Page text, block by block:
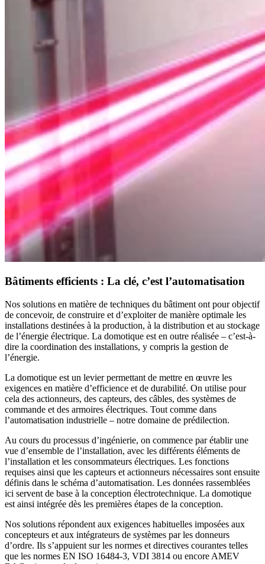
Bâtiments efficients : La clé, c’est l’automatisation
Nos solutions en matière de techniques du bâtiment ont pour objectif
de concevoir, de construire et d’exploiter de manière optimale les
installations destinées à la production, à la distribution et au stockage
de l’énergie électrique. La domotique est en outre réalisée – c’est-à-
dire la coordination des installations, y compris la gestion de
l’énergie.
La domotique est un levier permettant de mettre en œuvre les
exigences en matière d’efficience et de durabilité. On utilise pour
cela des actionneurs, des capteurs, des câbles, des systèmes de
commande et des armoires électriques. Tout comme dans
l’automatisation industrielle – notre domaine de prédilection.
Au cours du processus d’ingénierie, on commence par établir une
vue d’ensemble de l’installation, avec les différents éléments de
l’installation et les consommateurs électriques. Les fonctions
requises ainsi que les capteurs et actionneurs nécessaires sont ensuite
définis dans le schéma d’automatisation. Les données rassemblées
ici servent de base à la conception électrotechnique. La domotique
est ainsi intégrée dès les premières étapes de la conception.
Nos solutions répondent aux exigences habituelles imposées aux
concepteurs et aux intégrateurs de systèmes par les donneurs
d’ordre. Ils s’appuient sur les normes et directives courantes telles
que les normes EN ISO 16484-3, VDI 3814 ou encore AMEV